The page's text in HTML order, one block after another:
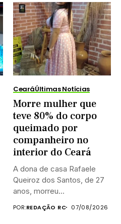
CearáÚltimas Notícias
Morre mulher que
teve 80% do corpo
queimado por
companheiro no
interior do Ceará
A dona de casa Rafaele
Queiroz dos Santos, de 27
anos, morreu...
POR:REDAÇÃO RC 07/08/2026